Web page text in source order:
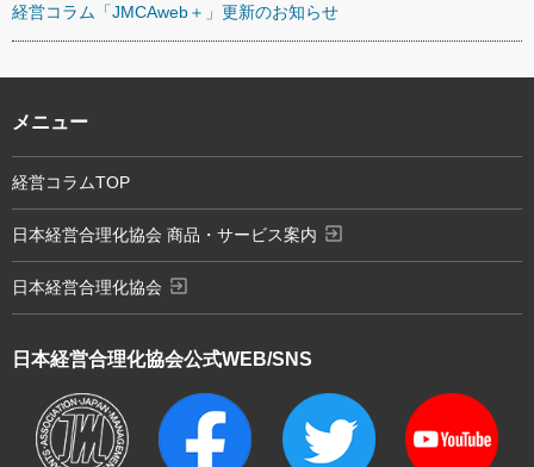
経営コラム「JMCAweb＋」更新のお知らせ
日本経営合理化協会公式WEB/SNS
メニュー
経営コラムTOP
日本経営合理化協会 商品・サービス案内 exit_to_app
日本経営合理化協会 exit_to_app